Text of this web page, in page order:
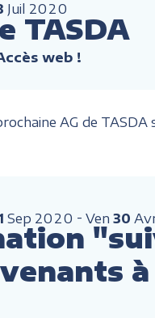
Juil 2020
TASDA
web !
AG de TASDA
Sep 2020 Ven 30
à